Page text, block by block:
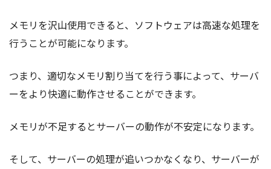
メモリを沢山使用できると、ソフトウェアは高速な処理を
行うことが可能になります。
つまり、適切なメモリ割り当てを行う事によって、サーバ
ーをより快適に動作させることができます。
メモリが不足するとサーバーの動作が不安定になります。
そして、サーバーの処理が追いつかなくなり、サーバーが